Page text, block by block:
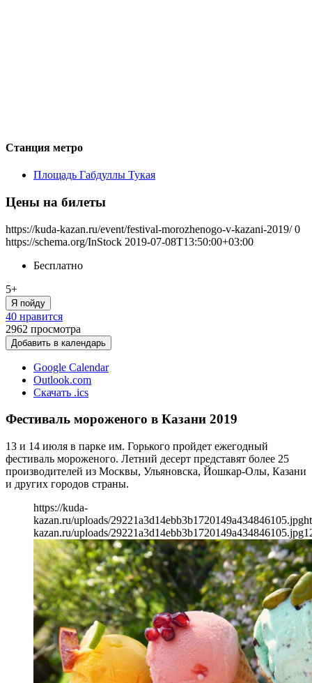
Станция метро
Площадь Габдуллы Тукая
Цены на билеты
https://kuda-kazan.ru/event/festival-morozhenogo-v-kazani-2019/ 0
https://schema.org/InStock 2019-07-08T13:50:00+03:00
Бесплатно
5+
Я пойду
40 нравится
2962 просмотра
Добавить в календарь
Google Calendar
Outlook.com
Скачать .ics
Фестиваль мороженого в Казани 2019
13 и 14 июля в парке им. Горького пройдет ежегодный
фестиваль мороженого. Летний десерт представят более 25
производителей из Москвы, Ульяновска, Йошкар-Олы, Казани
и других городов страны.
https://kuda-
kazan.ru/uploads/29221a3d14ebb3b1720149a434846105.jpg
kazan.ru/uploads/29221a3d14ebb3b1720149a434846105.jpg